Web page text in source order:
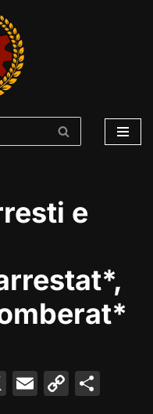
e
X E C